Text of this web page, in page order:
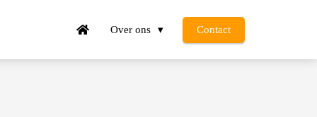
Over ons Contact